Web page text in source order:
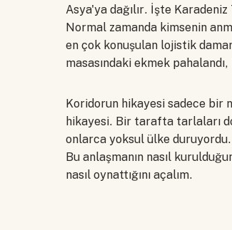
Asya'ya dağılır. İşte Karadeniz
Normal zamanda kimsenin
en çok konuşulan lojistik
masasındaki ekmek
Koridorun hikayesi sadece bir
hikayesi. Bir tarafta tarlaları
onlarca yoksul ülke
Bu anlaşmanın nasıl
nasıl oynattığını açalım.